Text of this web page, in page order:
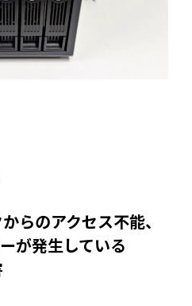
らのアクセス不能、
が発生している